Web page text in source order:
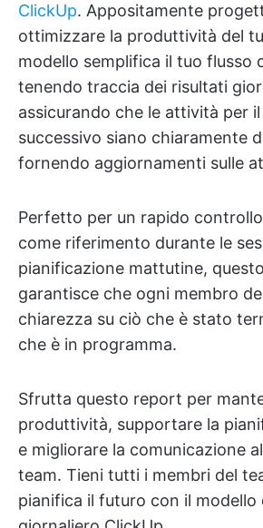
ClickUp. Appositamente
ottimizzare la produttività del
modello semplifica il tuo flusso
tenendo traccia dei risultati
assicurando che le attività per
successivo siano chiaramente
fornendo aggiornamenti sulle
Perfetto per un rapido
come riferimento durante le
pianificazione mattutine,
garantisce che ogni membro
chiarezza su ciò che è stato
che è in programma.
Sfrutta questo report per
produttività, supportare la
e migliorare la comunicazione
team. Tieni tutti i membri del
pianifica il futuro con il modello